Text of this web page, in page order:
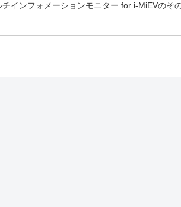
チインフォメーションモニター for i-MiEVのそ